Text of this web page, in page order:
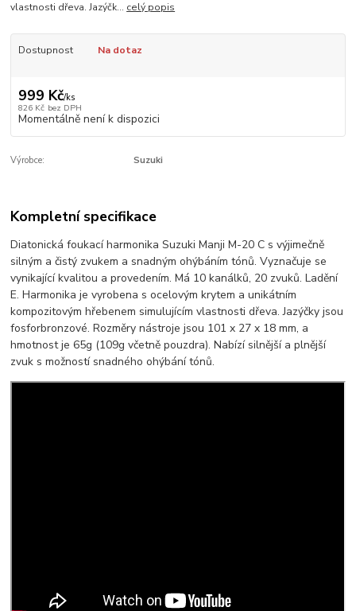
vlastnosti dřeva. Jazýčk... celý popis
Dostupnost Na dotaz
999 Kč/ks
826 Kč bez DPH
Momentálně není k dispozici
Výrobce: Suzuki
Kompletní specifikace
Diatonická foukací harmonika Suzuki Manji M-20 C s výjimečně
silným a čistý zvukem a snadným ohýbáním tónů. Vyznačuje se
vynikající kvalitou a provedením. Má 10 kanálků, 20 zvuků. Ladění
E. Harmonika je vyrobena s ocelovým krytem a unikátním
kompozitovým hřebenem simulujícím vlastnosti dřeva. Jazýčky jsou
fosforbronzové. Rozměry nástroje jsou 101 x 27 x 18 mm, a
hmotnost je 65g (109g včetně pouzdra). Nabízí silnější a plnější
zvuk s možností snadného ohýbání tónů.